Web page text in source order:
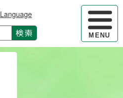
ハンバー
MENU
検索